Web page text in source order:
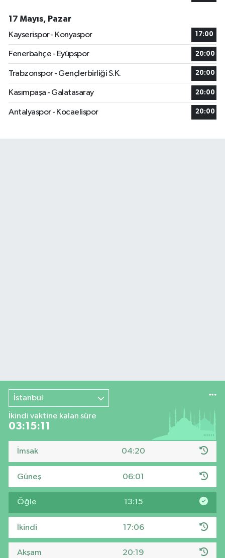
17 Mayıs, Pazar
Kayserispor - Konyaspor
17:00
Fenerbahçe - Eyüpspor 20:00
Trabzonspor - Gençlerbirliği S.K. 20:00
Kasımpaşa - Galatasaray 20:00
Antalyaspor - Kocaelispor 20:00
İstanbul
İkindi vaktine kalan süre
03:15:10
İmsak 04:20
Güneş 06:01
Öğle 13:15
İkindi 17:06
Akşam 20:19